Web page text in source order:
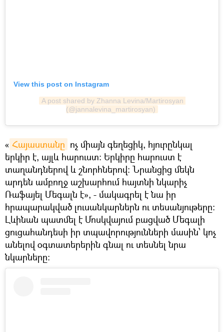
View this post on Instagram
A post shared by Zhanna Levina/Martirosyan
(@jannalevina_martirosyan)
« Հայաստանը ոչ միայն գեղեցիկ, հյուրընկալ
երկիր է, այլև հարուստ։ Երկիրը հարուստ է
տաղանդներով և շնորհներով։ Նրանցից մեկն
արդեն ամբողջ աշխարհում հայտնի նկարիչ
Ռաֆայել Մեգալն է», - մակագրել է նա իր
հրապարակված լուսանկարներն ու տեսանյութերը։
Լևինան պատմել է Մոսկվայում բացված Մեգալի
ցուցահանդեսի իր տպավորությունների մասին՝ կոչ
անելով օգտատերերին գնալ ու տեսնել նրա
նկարները։